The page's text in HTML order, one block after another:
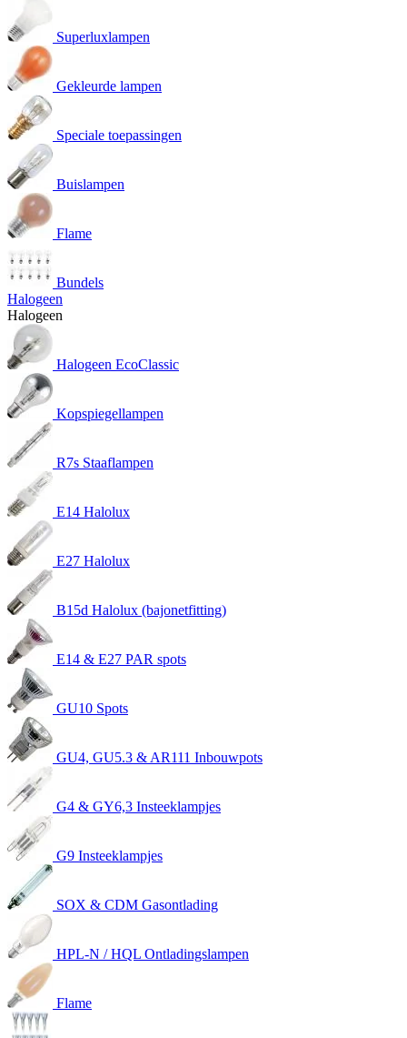
Superluxlampen
Gekleurde lampen
Speciale toepassingen
Buislampen
Flame
Bundels
Halogeen
Halogeen
Halogeen EcoClassic
Kopspiegellampen
R7s Staaflampen
E14 Halolux
E27 Halolux
B15d Halolux (bajonetfitting)
E14 & E27 PAR spots
GU10 Spots
GU4, GU5.3 & AR111 Inbouwpots
G4 & GY6,3 Insteeklampjes
G9 Insteeklampjes
SOX & CDM Gasontlading
HPL-N / HQL Ontladingslampen
Flame